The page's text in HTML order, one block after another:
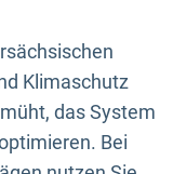
Klimaschutz
das System
Bei